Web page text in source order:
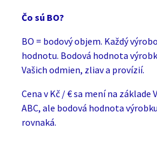
Čo sú BO?
BO = bodový objem. Každý
hodnotu. Bodová hodnota
Vašich odmien, zliav a provízií.
Cena v Kč / € sa mení na základe
ABC, ale bodová hodnota
rovnaká.